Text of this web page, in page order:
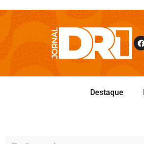
Destaque